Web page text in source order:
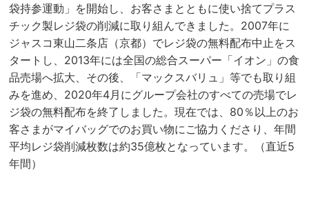
袋持参運動」を開始し、お客さまとともに使い捨てプラス
チック製レジ袋の削減に取り組んできました。2007年に
ジャスコ東山二条店（京都）でレジ袋の無料配布中止をス
タートし、2013年には全国の総合スーパー「イオン」の食
品売場へ拡大、その後、「マックスバリュ」等でも取り組
みを進め、2020年4月にグループ会社のすべての売場でレ
ジ袋の無料配布を終了しました。現在では、80％以上のお
客さまがマイバッグでのお買い物にご協力くださり、年間
平均レジ袋削減枚数は約35億枚となっています。（直近5
年間）